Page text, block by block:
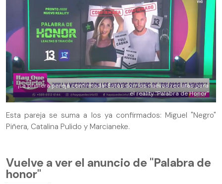
¡La primera pareja confirmada! Estos son los nuevos reclutas para
el reality "Palabra de Honor"
Esta pareja se suma a los ya confirmados: Miguel "Negro"
Piñera, Catalina Pulido y Marcianeke.
Vuelve a ver el anuncio de "Palabra de
honor"